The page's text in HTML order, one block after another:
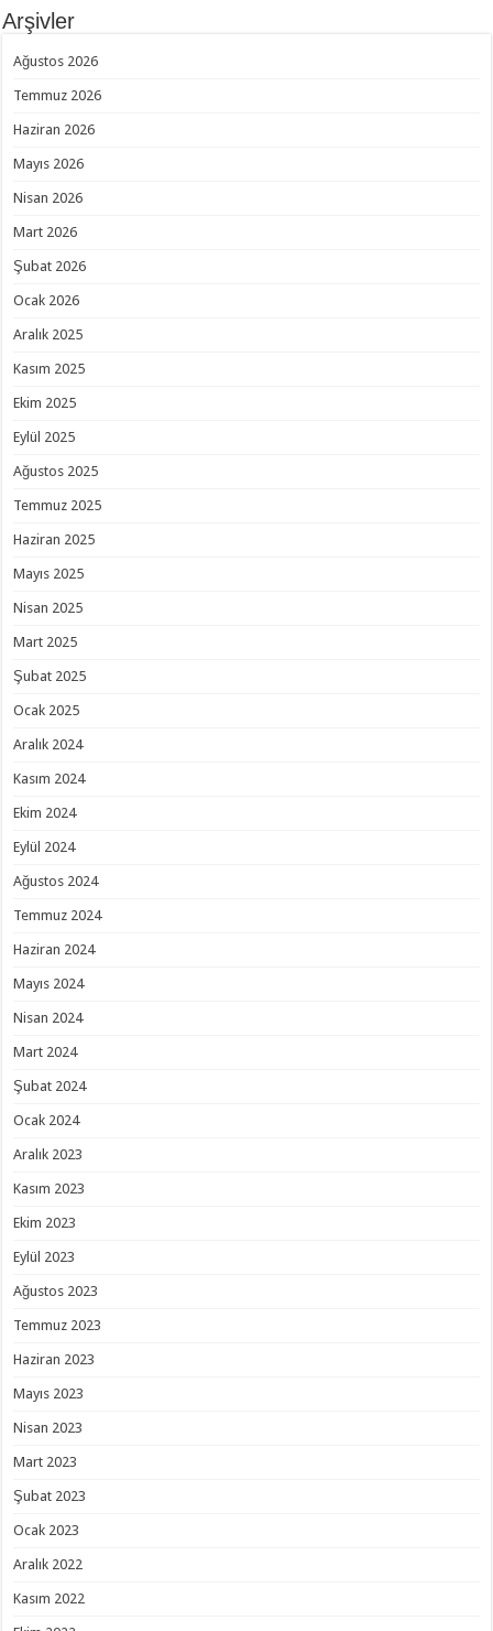
Arşivler
Ağustos 2026
Temmuz 2026
Haziran 2026
Mayıs 2026
Nisan 2026
Mart 2026
Şubat 2026
Ocak 2026
Aralık 2025
Kasım 2025
Ekim 2025
Eylül 2025
Ağustos 2025
Temmuz 2025
Haziran 2025
Mayıs 2025
Nisan 2025
Mart 2025
Şubat 2025
Ocak 2025
Aralık 2024
Kasım 2024
Ekim 2024
Eylül 2024
Ağustos 2024
Temmuz 2024
Haziran 2024
Mayıs 2024
Nisan 2024
Mart 2024
Şubat 2024
Ocak 2024
Aralık 2023
Kasım 2023
Ekim 2023
Eylül 2023
Ağustos 2023
Temmuz 2023
Haziran 2023
Mayıs 2023
Nisan 2023
Mart 2023
Şubat 2023
Ocak 2023
Aralık 2022
Kasım 2022